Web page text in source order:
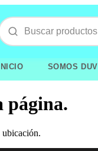
INICIO SOMOS DUV
página.
ubicación.